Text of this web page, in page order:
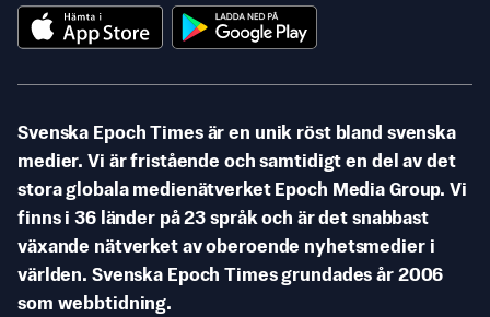
Svenska Epoch Times är en unik röst bland svenska
medier. Vi är fristående och samtidigt en del av det
stora globala medienätverket Epoch Media Group. Vi
finns i 36 länder på 23 språk och är det snabbast
växande nätverket av oberoende nyhetsmedier i
världen. Svenska Epoch Times grundades år 2006
som webbtidning.